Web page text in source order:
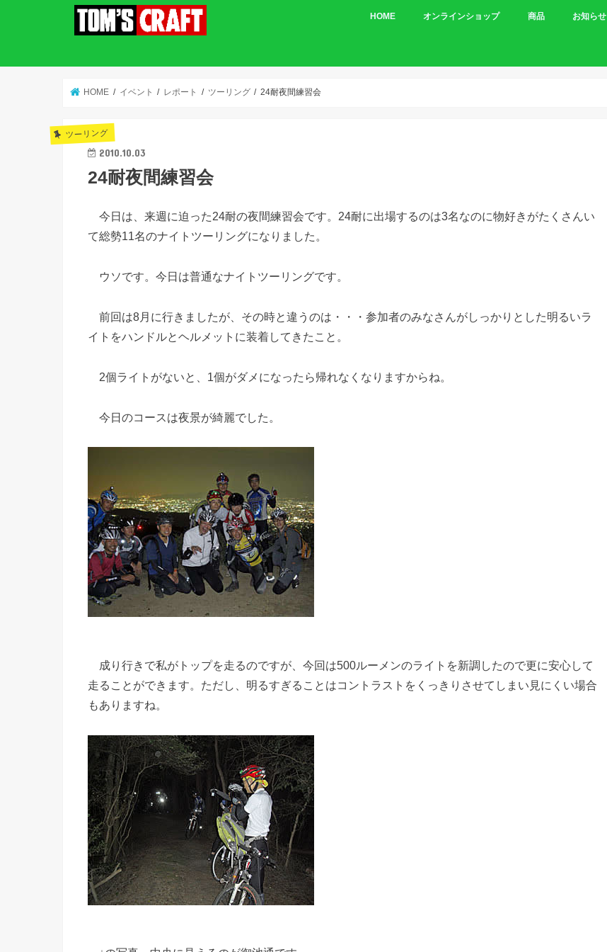
HOME オンラインショップ 商品 お知らせ
HOME イベント レポート ツーリング 24耐夜間練習会
ツーリング
2010.10.03
24耐夜間練習会
今日は、来週に迫った24耐の夜間練習会です。24耐に出場するのは3名なのに物好きがたくさんい
て総勢11名のナイトツーリングになりました。
ウソです。今日は普通なナイトツーリングです。
前回は8月に行きましたが、その時と違うのは・・・参加者のみなさんがしっかりとした明るいラ
イトをハンドルとヘルメットに装着してきたこと。
2個ライトがないと、1個がダメになったら帰れなくなりますからね。
今日のコースは夜景が綺麗でした。
成り行きで私がトップを走るのですが、今回は500ルーメンのライトを新調したので更に安心して
走ることができます。ただし、明るすぎることはコントラストをくっきりさせてしまい見にくい場合
もありますね。